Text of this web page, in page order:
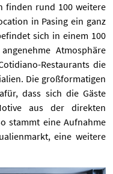
finden rund 100 weitere
in Pasing ein ganz
sich in einem 100
Atmosphäre
Restaurants die
Die großformatigen
dass sich die Gäste
aus der direkten
stammt eine Aufnahme
eine weitere